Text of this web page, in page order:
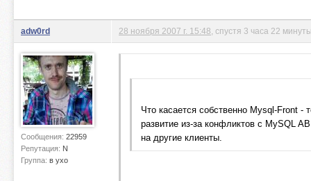
adw0rd
Сообщения: 22959
Репутация: N
Группа: в ухо
28 ноября 2007 г. 15:48 , спустя 3 часа 22
Что касается собственно Mysql-Front -
развитие из-за конфликтов с MySQL
на другие клиенты.